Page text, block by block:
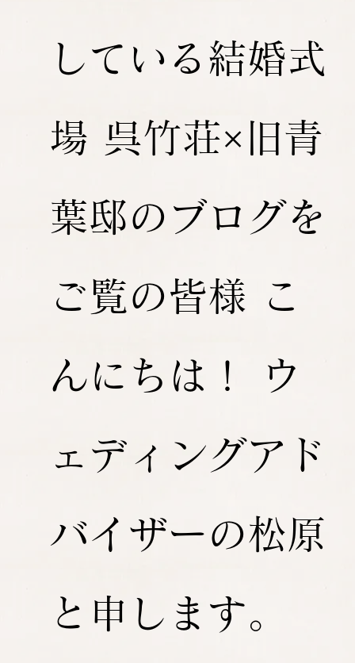
している結婚式
場 呉竹荘×旧青
葉邸のブログを
ご覧の皆様 こ
んにちは！ ウ
ェディングアド
バイザーの松原
と申します。